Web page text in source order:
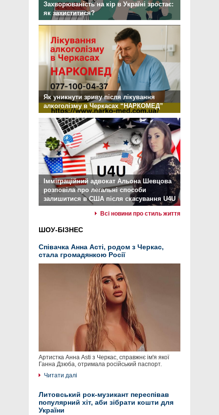
Захворюваність на кір в Україні зростає:
як захиститися?
Як уникнути зриву після лікування
алкоголізму в Черкасах “НАРКОМЕД”
Імміграційний адвокат Альона Шевцова
розповіла про легальні способи
залишитися в США після скасування U4U
Всі новини про стиль життя
ШОУ-БІЗНЕС
Співачка Анна Асті, родом з Черкас,
стала громадянкою Росії
Артистка Анна Asti з Черкас, справжнє ім'я якої
Ганна Дзюба, отримала російський паспорт.
Читати далі
Литовський рок-музикант переспівав
популярний хіт, аби зібрати кошти для
України